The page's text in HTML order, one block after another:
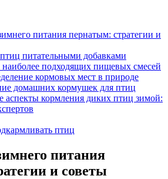
питания пернатым: стратегии и
питательными добавками
подходящих пищевых смесей
кормовых мест в природе
домашних кормушек для птиц
аспекты кормления диких птиц зимой:
птиц
питания
и советы